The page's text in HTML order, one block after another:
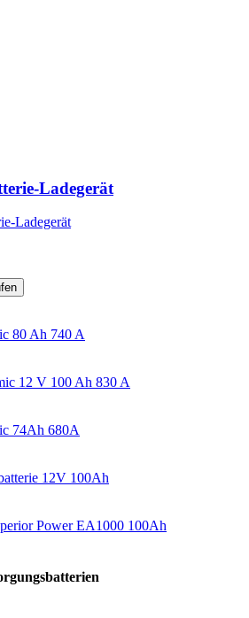
Ladegerät
80 Ah 740 A
12 V 100 Ah 830 A
74Ah 680A
12V 100Ah
Power EA1000 100Ah